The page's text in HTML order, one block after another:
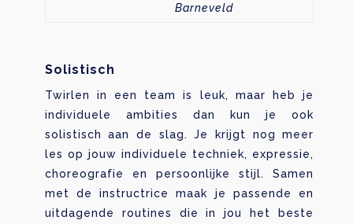
Barneveld
Solistisch
Twirlen in een team is leuk, maar heb je
individuele ambities dan kun je ook
solistisch aan de slag. Je krijgt nog meer
les op jouw individuele techniek, expressie,
choreografie en persoonlijke stijl. Samen
met de instructrice maak je passende en
uitdagende routines die in jou het beste